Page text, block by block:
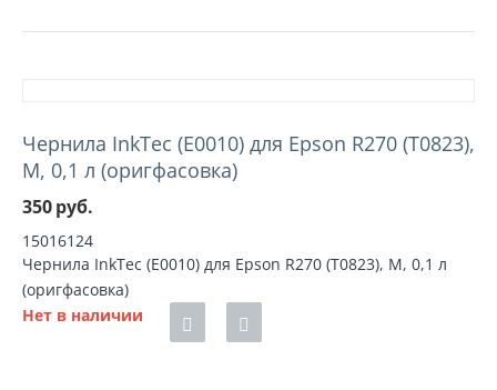
Чернила InkTec (E0010) для Epson R270 (T0823),
M, 0,1 л (оригфасовка)
350руб.
15016124
Чернила InkTec (E0010) для Epson R270 (T0823), M, 0,1 л
(оригфасовка)
Нет в наличии